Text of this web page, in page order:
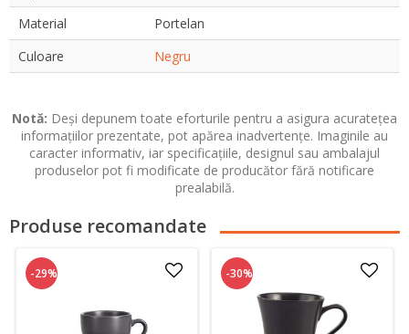
Material
Portelan
Culoare
Negru
Notă: Deși depunem toate eforturile pentru a asigura acuratețea
informațiilor prezentate, pot apărea inadvertențe. Imaginile au
caracter informativ, iar specificațiile, designul sau ambalajul
produselor pot fi modificate de producător fără notificare
prealabilă.
Produse recomandate
-29% -30%